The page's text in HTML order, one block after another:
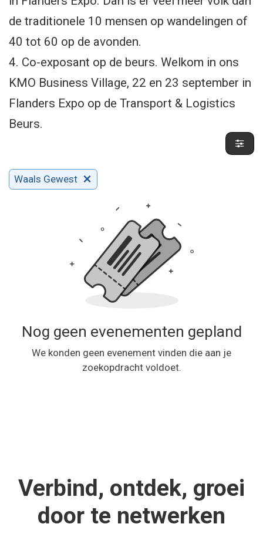
de traditionele 10 mensen op wandelingen of
40 tot 60 op de avonden.
4. Co-exposant op de beurs. Welkom in ons
KMO Business Village, 22 en 23 september in
Flanders Expo op de Transport & Logistics
Beurs.
Waals Gewest
Nog geen evenementen gepland
We konden geen evenement vinden die aan je
zoekopdracht voldoet.
Verbind, ontdek, groei
door te netwerken